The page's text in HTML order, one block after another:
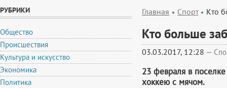
РУБРИКИ
Общество
Происшествия
Культура и искусство
Экономика
Политика
Главная Спорт Кто
Кто больше
03.03.2017, 12:28 —
23 февраля в
хоккею с мячом.